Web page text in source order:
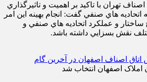
تهران با تاکيد بر اهميت و تاثيرگذاري
هاي صنفي گفت: انجام بهينه اين امر
ساختار و عملکرد اتحاديه هاي صنفي و
نقش بسزايي داشته باشد.
املاک اصفهان انتخاب شد